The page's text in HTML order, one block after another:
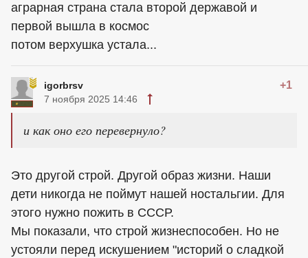
аграрная страна стала второй державой и
первой вышла в космос
потом верхушка устала...
igorbrsv +1
7 ноября 2025 14:46
и как оно его перевернуло?
Это другой строй. Другой образ жизни. Наши
дети никогда не поймут нашей ностальгии. Для
этого нужно пожить в СССР.
Мы показали, что строй жизнеспособен. Но не
устояли перед искушением "историй о сладкой